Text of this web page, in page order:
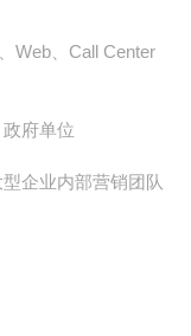
Web、Call Center
府单位
企业内部营销团队